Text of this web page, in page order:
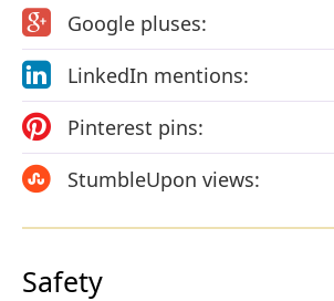
Google pluses:
LinkedIn mentions:
Pinterest pins:
StumbleUpon views:
Safety